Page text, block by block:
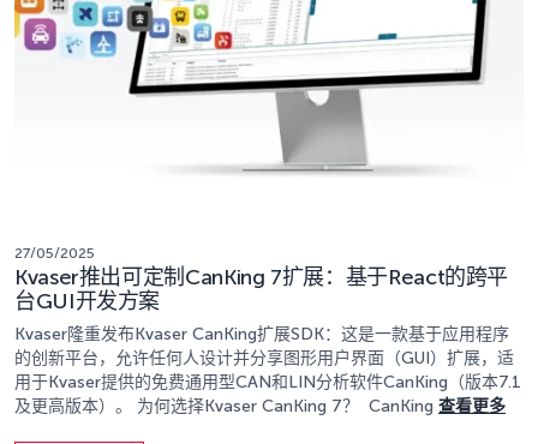
27/05/2025
Kvaser推出可定制CanKing 7扩展：基于React的跨平
台GUI开发方案
Kvaser隆重发布Kvaser CanKing扩展SDK：这是一款基于应用程序
的创新平台，允许任何人设计并分享图形用户界面（GUI）扩展，适
用于Kvaser提供的免费通用型CAN和LIN分析软件CanKing（版本7.1
及更高版本）。 为何选择Kvaser CanKing 7？ CanKing 查看更多